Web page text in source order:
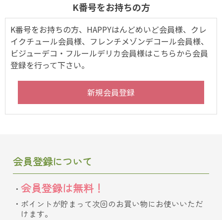
K番号をお持ちの方
K番号をお持ちの方、HAPPYはんどめいど会員様、クレ
イクチュール会員様、フレンチメゾンデコール会員様、
ビジューデコ・フルールデリカ会員様はこちらから会員
登録を行って下さい。
会員登録について
会員登録は無料！
ポイントが貯まって次回のお買い物にお使いいただ
けます。